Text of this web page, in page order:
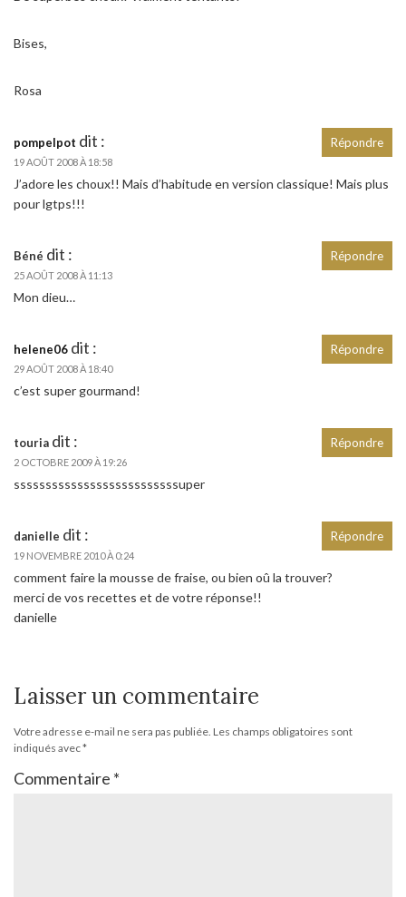
Bises,
Rosa
pompelpot dit :
19 AOÛT 2008 À 18:58
J’adore les choux!! Mais d’habitude en version classique! Mais plus
pour lgtps!!!
Répondre
Béné dit :
25 AOÛT 2008 À 11:13
Mon dieu…
Répondre
helene06 dit :
29 AOÛT 2008 À 18:40
c’est super gourmand!
Répondre
touria dit :
2 OCTOBRE 2009 À 19:26
ssssssssssssssssssssssssssuper
Répondre
danielle dit :
19 NOVEMBRE 2010 À 0:24
comment faire la mousse de fraise, ou bien oû la trouver?
merci de vos recettes et de votre réponse!!
danielle
Répondre
Laisser un commentaire
Votre adresse e-mail ne sera pas publiée. Les champs obligatoires sont
indiqués avec*
Commentaire *